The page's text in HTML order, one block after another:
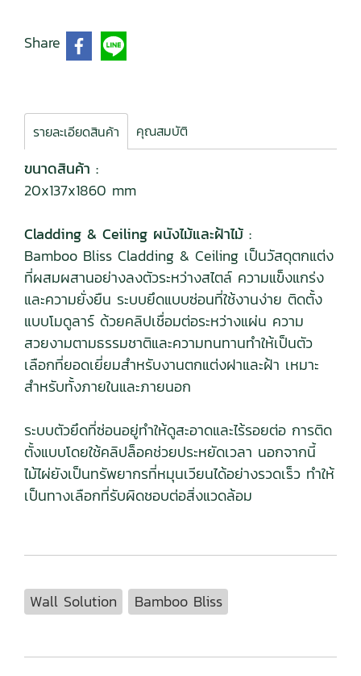
Share
รายละเอียดสินค้า คุณสมบัติ
ขนาดสินค้า :
20x137x1860 mm
Cladding & Ceiling ผนังไม้และฝ้าไม้ :
Bamboo Bliss Cladding & Ceiling เป็นวัสดุตกแต่ง
ที่ผสมผสานอย่างลงตัวระหว่างสไตล์ ความแข็งแกร่ง
และความยั่งยืน ระบบยึดแบบซ่อนที่ใช้งานง่าย ติดตั้ง
แบบโมดูลาร์ ด้วยคลิปเชื่อมต่อระหว่างแผ่น ความ
สวยงามตามธรรมชาติและความทนทานทำให้เป็นตัว
เลือกที่ยอดเยี่ยมสำหรับงานตกแต่งฝาและฝ้า เหมาะ
สำหรับทั้งภายในและภายนอก
ระบบตัวยึดที่ซ่อนอยู่ทำให้ดูสะอาดและไร้รอยต่อ การติด
ตั้งแบบโดยใช้คลิปล็อคช่วยประหยัดเวลา นอกจากนี้
ไม้ไผ่ยังเป็นทรัพยากรที่หมุนเวียนได้อย่างรวดเร็ว ทำให้
เป็นทางเลือกที่รับผิดชอบต่อสิ่งแวดล้อม
Wall Solution Bamboo Bliss